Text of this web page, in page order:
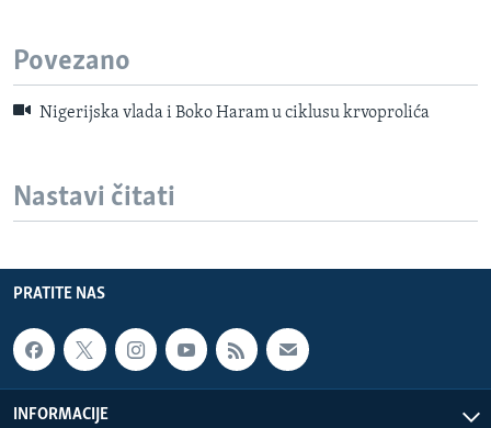
Povezano
Nigerijska vlada i Boko Haram u ciklusu krvoprolića
Nastavi čitati
PRATITE NAS
INFORMACIJE